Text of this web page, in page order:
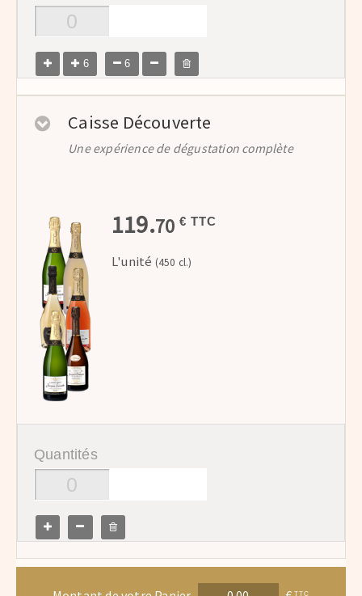
6 6
Caisse Découverte
Une expérience de dégustation complète
119.70 € TTC
L'unité (450 cl.)
Quantités
TTC